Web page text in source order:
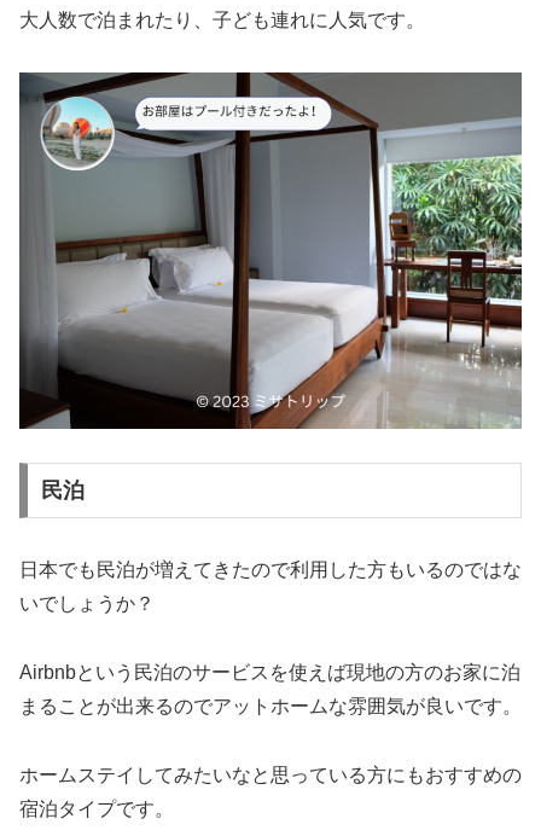
大人数で泊まれたり、子ども連れに人気です。
民泊
日本でも民泊が増えてきたので利用した方もいるのではな
いでしょうか？
Airbnbという民泊のサービスを使えば現地の方のお家に泊
まることが出来るのでアットホームな雰囲気が良いです。
ホームステイしてみたいなと思っている方にもおすすめの
宿泊タイプです。